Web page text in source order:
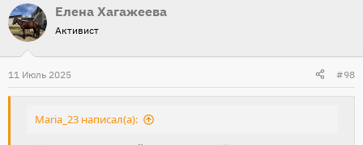
а
к
и
и
Елена Хагажеева
Активист
11 Июль 2025 #98
Maria_23 написал(а):